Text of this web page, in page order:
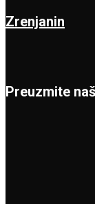
Zrenjanin
Preuzmite